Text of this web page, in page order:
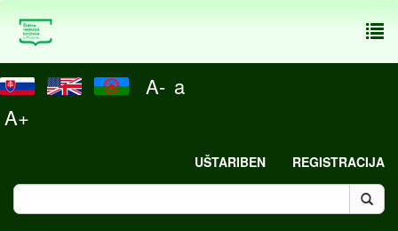
A- a
A+
UŠTARIBEN REGISTRACIJA